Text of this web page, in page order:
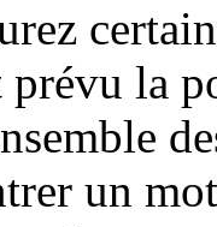
prévu la
un